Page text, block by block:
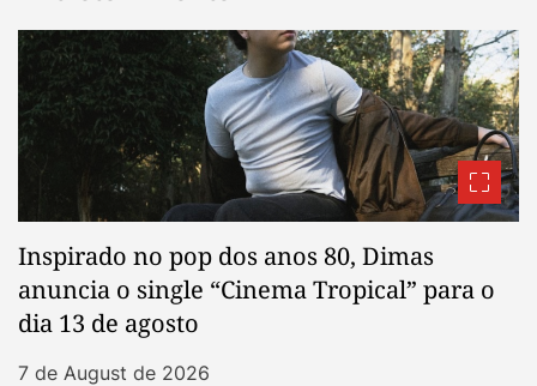
Inspirado no pop dos anos 80, Dimas
anuncia o single “Cinema Tropical” para o
dia 13 de agosto
7 de August de 2026